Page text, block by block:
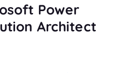
Power
Architect